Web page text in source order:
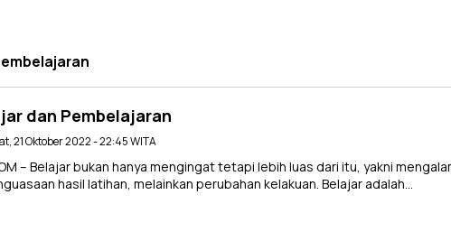
dan Pembelajaran
21 Oktober 2022 - 22:45 WITA
– Belajar bukan hanya mengingat tetapi lebih luas dari itu, yakni
hasil latihan, melainkan perubahan kelakuan. Belajar adalah…